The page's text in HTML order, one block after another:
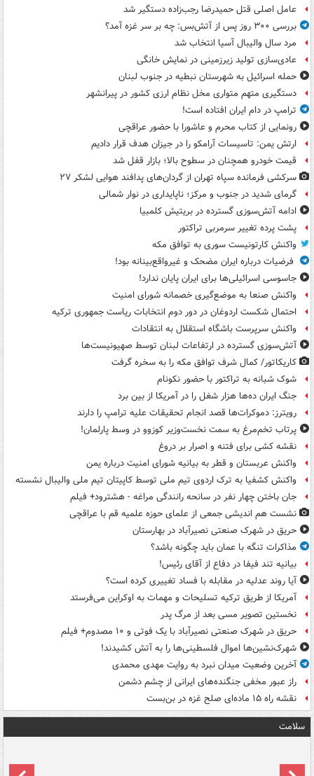
عامل اصلی قتل حمیدرضا رجب‌زاده دستگیر شد
بررسی ۳۰۰ روز پس از آتش‌بس: چه بر سر غزه آمد؟
مرد سال والیبال آسیا انتخاب شد
عادی‌سازی تولید زیرزمینی در نمایش خانگی
حمله اسرائیل به شهرستان نبطیه در جنوب لبنان
دستگیری متهم متواری مخل نظام ارزی کشور در پیرانشهر
ترامپ در دام ایران افتاده است!
رونمایی از کتاب محرم و عاشورا با حضور عراقچی
ارتش یمن: تاسیسات آرامکو را در جیزان هدف قرار دادیم
قیمت خودرو همچنان در سطوح بالا؛ بازار قفل شد
سرکشی فرمانده سپاه تهران از گردان‌های پدافند هوایی لشکر ۲۷
گرمای شدید در جنوب و مرکز؛ ناپایداری در نوار شمالی
ادامه آتش‌سوزی گسترده در بریتیش کلمبیا
پشت پرده تغییر سرمربی تراکتور
واکنش کارتونیست سوری به توافق مکه
فرضیات درباره ایران مضحک و غیرواقع‌بینانه بود!
جاسوسی اسرائیلی‌ها برای ایران پایان ندارد!
واکنش صنعا به موضع‌گیری خصمانه شورای امنیت
احتمال شکست اردوغان در دور دوم انتخابات ریاست جمهوری ترکیه
واکنش سرپرست باشگاه استقلال به انتقادات
آتش‌سوزی گسترده در ارتفاعات لبنان توسط صهیونیست‌ها
کاریکاتور/ کمال شرف توافق مکه را به سخره گرفت
شوک شبانه به تراکتور با حضور نکونام
جنگ ایران ده‌ها هزار شغل را در آمریکا از بین برد
رویترز: دموکرات‌ها قصد انجام تحقیقات علیه ترامپ را دارند
پرتاب تخم‌مرغ به سمت نخست‌وزیر کوزوو در وسط پارلمان!
نقشه کشی برای فتنه و اصرار بر دروغ
واکنش عربستان و قطر به بیانیه شورای امنیت درباره یمن
واکنش کشفیا به ترک اردوی تیم ملی توسط کاپیتان تیم ملی والیبال نشسته
جان باختن چهار نفر در سانحه رانندگی مراغه - هشترود+ فیلم
نشست هم اندیشی جمعی از علمای حوزه علمیه قم با عراقچی
حریق در شهرک صنعتی نصیرآباد در بهارستان
مذاکرات تنگه با عمان باید چگونه باشد؟
بیانیه تند فیفا در دفاع از آقای رئیس!
آیا روند عدلیه در مقابله با فساد تغییری کرده است؟
آمریکا از طریق ترکیه تسلیحات و مهمات به اوکراین می‌فرستد
نخستین تصویر مسی بعد از مرگ پدر
حریق در شهرک صنعتی نصیرآباد با یک فوتی و ۱۰ مصدوم+ فیلم
شهرک‌نشین‌ها اموال فلسطینی‌ها را به آتش کشیدند!
آخرین وضعیت میدان نبرد به روایت مهدی محمدی
راز عبور مخفی جنگنده‌های ایرانی از چشم دشمن
نقشه راه ۱۵ ماده‌ای صلح غزه در بن‌بست
سلامت